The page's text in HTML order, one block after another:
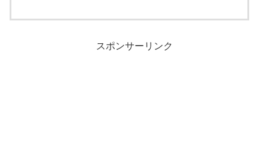
スポンサーリンク